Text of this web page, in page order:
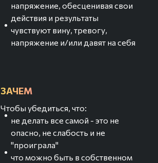
напряжение, обесценивая свои
действия и результаты
чувствуют вину, тревогу,
напряжение и/или давят на себя
ЗАЧЕМ
Чтобы убедиться, что:
не делать все самой - это не
опасно, не слабость и не
"проиграла"
что можно быть в собственном